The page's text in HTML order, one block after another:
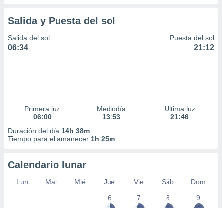
Salida y Puesta del sol
Salida del sol
06:34
Puesta del sol
21:12
Primera luz
06:00
Mediodía
13:53
Última luz
21:46
Duración del día 14h 38m
Tiempo para el amanecer 1h 25m
Calendario lunar
Lun Mar Mié Jue Vie Sáb
Dom
6
7 8 9